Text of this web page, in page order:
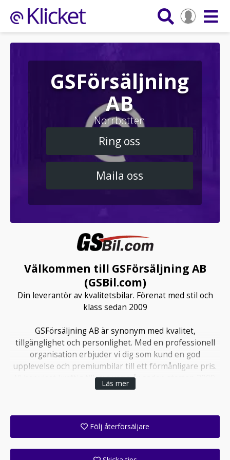
GSFörsäljning
AB
Norrbotten
Ring oss
Maila oss
Välkommen till GSFörsäljning AB
(GSBil.com)
Din leverantör av kvalitetsbilar. Förenat med stil och
klass sedan 2009
GSFörsäljning AB är synonym med kvalitet,
tillgänglighet och personlighet. Med en professionell
organisation erbjuder vi dig som kund en god
upplevelse och premiumbilar till ett förmånligare pris.
Vi har visat kraftig tillväxt varje år sedan starten 2009
och de senaste åren har vi fått fortroendet att leverera
stolta över. Vi vill bli ert självklara val. Verksamheten
bedrivs i Kalix, dit ni alltid är välkommen! Din leverantör
av kvalitetsbilar. Förenat med still och klass sedan 2009
Läs mer
Följ återförsäljare